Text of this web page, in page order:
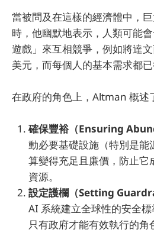
當被問及在這樣的經濟體中，
時，他幽默地表示，人類可能
遊戲」來互相競爭，例如將達
美元，而每個人的基本需求都已
在政府的角色上，Altman 概述
確保豐裕（Ensuring
動必要基礎設施（特別是能
算變得充足且廉價，防止它
資源。
設定護欄（Setting
AI 系統建立全球性的安全
只有政府才能有效執行的角